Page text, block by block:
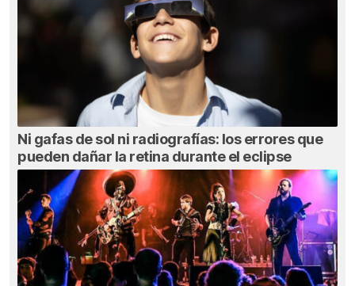
Ni gafas de sol ni radiografías: los errores que
pueden dañar la retina durante el eclipse